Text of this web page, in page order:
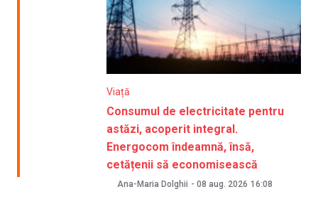
Viață
Consumul de electricitate pentru
astăzi, acoperit integral.
Energocom îndeamnă, însă,
cetățenii să economisească
Ana-Maria Dolghii - 08 aug. 2026 16:08